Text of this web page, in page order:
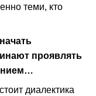
теми, кто
проявлять
диалектика